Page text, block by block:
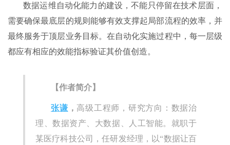
数据运维自动化能力的建设，不能只停留在技术层面，
需要确保最底层的规则能够有效支撑起局部流程的效率，并
最终服务于顶层业务目标。在自动化实施过程中，每一层级
都应有相应的效能指标验证其价值创造。
【作者简介】
张谦 ， 高级工程师，研究方向：数据治
理、数据资产、大数据、人工智能。就职于
某医疗科技公司，任研发经理，以“数据让百